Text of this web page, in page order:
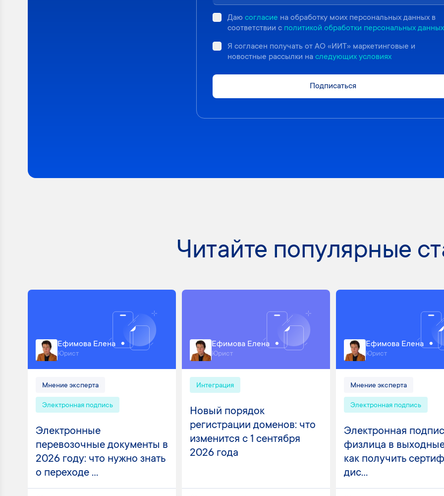
Даю согласие на обработку моих персональных данных в
соответствии с политикой обработки персональных данных
Я согласен получать от АО «ИИТ» маркетинговые и
новостные рассылки на следующих условиях
Подписаться
Читайте популярные
Ефимова Елена
Юрист
Мнение эксперта
Электронная подпись
Электронные
перевозочные документы в
2026 году: что нужно знать
о переходе ...
Ефимова Елена
Юрист
Интеграция
Новый порядок
регистрации доменов: что
изменится с 1 сентября
2026 года
Ефимова Елена
Юрист
Мнение эксперта
Электронная подпись
Электронная
физлица в
как получить
дис...